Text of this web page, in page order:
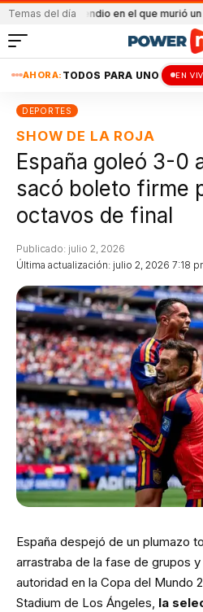
Temas del día
incendio en el que murió un niño
AHORA: TODOS PARA UNO EN
DEPORTES
SHOW DE LA ROJA
España goleó 3-0
sacó boleto firme
octavos de final
Última actualización: julio 2, 2026 7:18
Publicado: julio 2, 2026
España despejó de un plumazo
arrastraba de la fase de grupos
autoridad en la Copa del Mundo
Stadium de Los Ángeles, la